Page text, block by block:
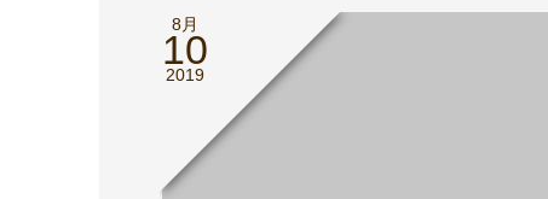
8月
10
2019